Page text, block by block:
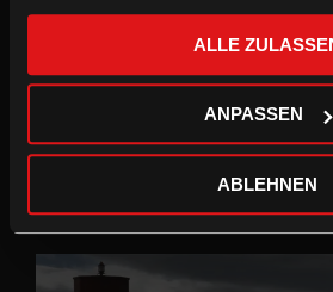
gesammelt haben.
ALLE
ANPASSEN
ABLEHNEN
Eine Operette wird zu einem
zum Hochverrat, ein kleines Dorf zeigt
Mit schwarzem Humor erzählt der Film
ungarischer Juden, die in einem
Das Auftauchen der Fremden öffnet bei
nur die Ventile für Volkszorn, sondern
nach einem Leben, in dem Liebe und